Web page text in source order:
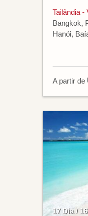
Tailândia -
Bangkok,
Hanói,
A partir de
17 Dia /